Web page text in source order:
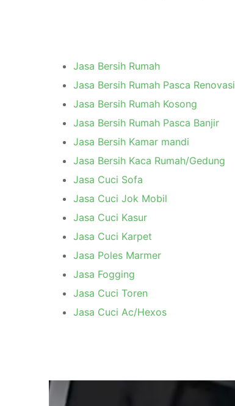
Jasa Bersih Rumah
Jasa Bersih Rumah Pasca Renovasi
Jasa Bersih Rumah Kosong
Jasa Bersih Rumah Pasca Banjir
Jasa Bersih Kamar mandi
Jasa Bersih Kaca Rumah/Gedung
Jasa Cuci Sofa
Jasa Cuci Jok Mobil
Jasa Cuci Kasur
Jasa Cuci Karpet
Jasa Poles Marmer
Jasa Fogging
Jasa Cuci Toren
Jasa Cuci Ac/Hexos